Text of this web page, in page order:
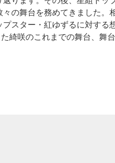
々の舞台を務めてきました。
プスター・紅ゆずるに対する
綺咲のこれまでの舞台、舞